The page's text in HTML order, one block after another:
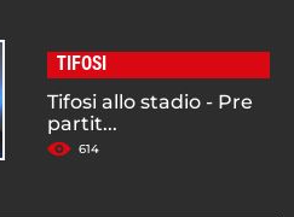
TIFOSI
Tifosi allo stadio - Pre
partit...
614